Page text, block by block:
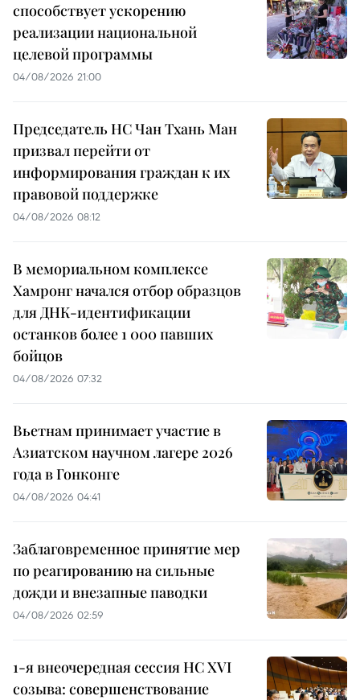
способствует ускорению
реализации национальной
целевой программы
04/08/2026 21:00
Председатель НС Чан Тхань Ман
призвал перейти от
информирования граждан к их
правовой поддержке
04/08/2026 08:12
В мемориальном комплексе
Хамронг начался отбор образцов
для ДНК-идентификации
останков более 1 000 павших
бойцов
04/08/2026 07:32
Вьетнам принимает участие в
Азиатском научном лагере 2026
года в Гонконге
04/08/2026 04:41
Заблаговременное принятие мер
по реагированию на сильные
дожди и внезапные паводки
04/08/2026 02:59
1-я внеочередная сессия НС XVI
созыва: совершенствование